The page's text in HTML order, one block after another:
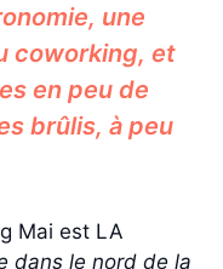
une
coworking, et
en peu de
brûlis, à peu
Mai est LA
dans le nord de la